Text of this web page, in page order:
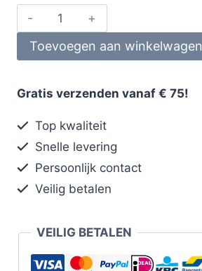
Toevoegen aan winkelwagen
Gratis verzenden vanaf € 75!
Top kwaliteit
Snelle levering
Persoonlijk contact
Veilig betalen
VEILIG BETALEN